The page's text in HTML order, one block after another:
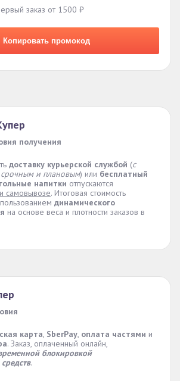
заказ от 1500 ₽
Копировать промокод
получения
доставку курьерской службой (с
и плановым) или бесплатный
напитки отпускаются
самовывозе. Итоговая стоимость
динамического
на основе веса и плотности заказов в
карта, SberPay, оплата частями и
. Заказ, оплаченный онлайн,
блокировкой
.